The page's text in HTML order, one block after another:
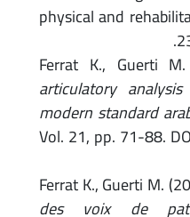
physical and
Ferrat K., Guerti
articulatory
modern standard
Vol. 21, pp. 71-88.
Ferrat K., Guerti M.
des voix de